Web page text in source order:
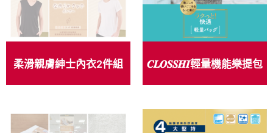
柔滑親膚紳士內衣2件組 𝑪𝑳𝑶𝑺𝑺𝑯𝑰輕量機能樂提包